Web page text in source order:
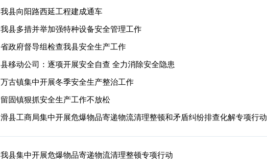
我县向阳路西延工程建成通车
我县多措并举加强特种设备安全管理工作
省政府督导组检查我县安全生产工作
县移动公司：逐项开展安全自查 全力消除安全隐患
万古镇集中开展冬季安全生产整治工作
留固镇狠抓安全生产工作不放松
滑县工商局集中开展危爆物品寄递物流清理整顿和矛盾纠纷排查化解专项行动
我县集中开展危爆物品寄递物流清理整顿专项行动